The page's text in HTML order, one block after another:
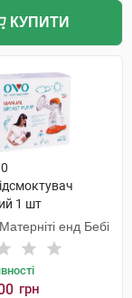
КУПИТИ
1 шт
енд Бебі
грн